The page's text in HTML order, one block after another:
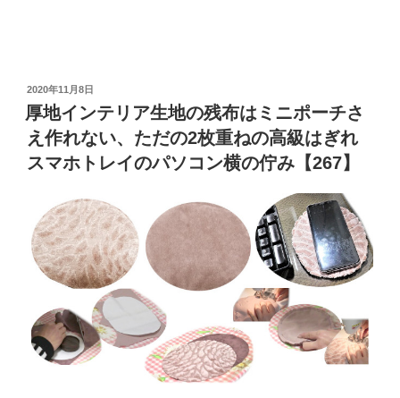
投
稿
日:
2020年11月8日
厚地インテリア生地の残布はミニポーチさ
え作れない、ただの2枚重ねの高級はぎれ
スマホトレイのパソコン横の佇み【267】